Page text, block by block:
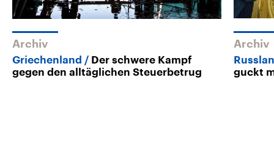
Archiv
Griechenland
Der schwere Kampf
gegen den alltäglichen Steuerbetrug
Archiv
guckt